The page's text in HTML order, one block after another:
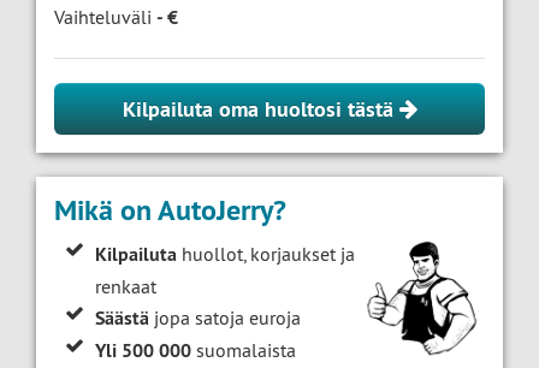
Vaihteluväli - €
Kilpailuta oma huoltosi tästä
Mikä on AutoJerry?
Kilpailuta huollot, korjaukset ja
renkaat
Säästä jopa satoja euroja
Yli 500 000 suomalaista